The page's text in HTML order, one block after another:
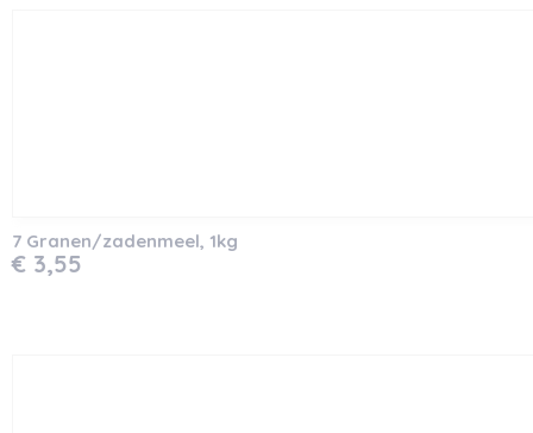
7 Granen/zadenmeel, 1kg
€ 3,55